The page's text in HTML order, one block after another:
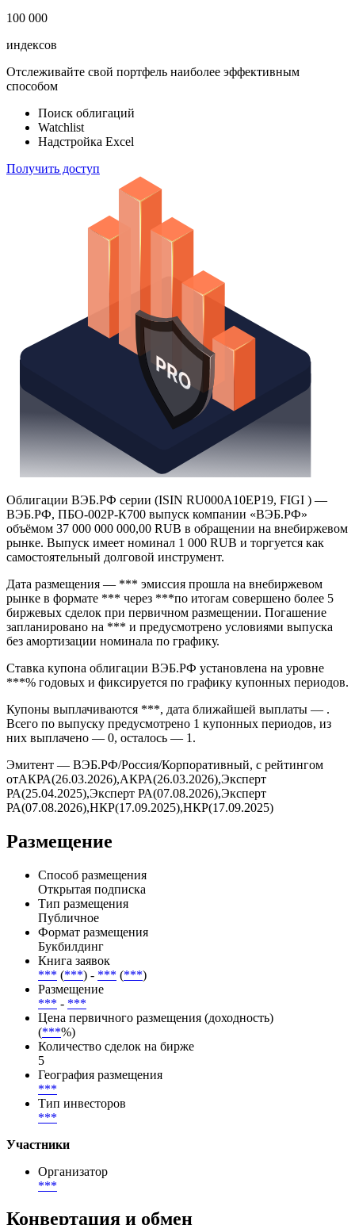
100 000
индексов
Отслеживайте свой портфель наиболее эффективным
способом
Поиск облигаций
Watchlist
Надстройка Excel
Получить доступ
Облигации ВЭБ.РФ серии (ISIN RU000A10EP19, FIGI ) —
ВЭБ.РФ, ПБО-002Р-К700 выпуск компании «ВЭБ.РФ»
объёмом 37 000 000 000,00 RUB в обращении на внебиржевом
рынке. Выпуск имеет номинал 1 000 RUB и торгуется как
самостоятельный долговой инструмент.
Дата размещения — *** эмиссия прошла на внебиржевом
рынке в формате *** через ***по итогам совершено более 5
биржевых сделок при первичном размещении. Погашение
запланировано на *** и предусмотрено условиями выпуска
без амортизации номинала по графику.
Ставка купона облигации ВЭБ.РФ установлена на уровне
***% годовых и фиксируется по графику купонных периодов.
Купоны выплачиваются ***, дата ближайшей выплаты — .
Всего по выпуску предусмотрено 1 купонных периодов, из
них выплачено — 0, осталось — 1.
Эмитент — ВЭБ.РФ/Россия/Корпоративный, с рейтингом
отАКРА(26.03.2026),АКРА(26.03.2026),Эксперт
РА(25.04.2025),Эксперт РА(07.08.2026),Эксперт
РА(07.08.2026),НКР(17.09.2025),НКР(17.09.2025)
Размещение
Способ размещения
Открытая подписка
Тип размещения
Публичное
Формат размещения
Букбилдинг
Книга заявок
*** (***) - *** (***)
Размещение
*** - ***
Цена первичного размещения (доходность)
(***%)
Количество сделок на бирже
5
География размещения
***
Тип инвесторов
***
Участники
Организатор
***
Конвертация и обмен